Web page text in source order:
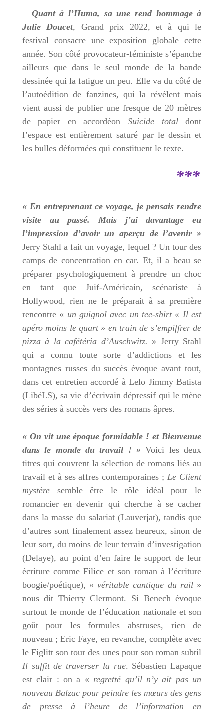
Quant à l’Huma, sa une rend hommage à
Julie Doucet, Grand prix 2022, et à qui le
festival consacre une exposition globale cette
année. Son côté provocateur-féministe s’épanche
ailleurs que dans le seul monde de la bande
dessinée qui la fatigue un peu. Elle va du côté de
l’autoédition de fanzines, qui la révèlent mais
vient aussi de publier une fresque de 20 mètres
de papier en accordéonSuicide totaldont
l’espace est entièrement saturé par le dessin et
les bulles déformées qui constituent le texte.
***
« En entreprenant ce voyage, je pensais rendre
visite au passé. Mais j’ai davantage eu
l’impression d’avoir un aperçu de l’avenir »
Jerry Stahl a fait un voyage, lequel ? Un tour des
camps de concentration en car. Et, il a beau se
préparer psychologiquement à prendre un choc
en tant que Juif-Américain, scénariste à
Hollywood, rien ne le préparait à sa première
rencontre « un guignol avec un tee-shirt « Il est
apéro moins le quart » en train de s’empiffrer de
pizza à la cafétéria d’Auschwitz. » Jerry Stahl
qui a connu toute sorte d’addictions et les
montagnes russes du succès évoque avant tout,
dans cet entretien accordé à Lelo Jimmy Batista
(LibéLS), sa vie d’écrivain dépressif qui le mène
des séries à succès vers des romans âpres.
« On vit une époque formidable ! et Bienvenue
dans le monde du travail ! » Voici les deux
titres qui couvrent la sélection de romans liés au
travail et à ses affres contemporaines ;Le Client
mystère semble être le rôle idéal pour le
romancier en devenir qui cherche à se cacher
dans la masse du salariat (Lauverjat), tandis que
d’autres sont finalement assez heureux, sinon de
leur sort, du moins de leur terrain d’investigation
(Delaye), au point d’en faire le support de leur
écriture comme Filice et son roman à l’écriture
boogie/poétique), «véritable cantique du rail »
nous dit Thierry Clermont. Si Benech évoque
surtout le monde de l’éducation nationale et son
goût pour les formules abstruses, rien de
nouveau ; Eric Faye, en revanche, complète avec
le Figlitt son tour des unes pour son roman subtil
Il suffit de traverser la rue. Sébastien Lapaque
est clair : on a «regretté qu’il n’y ait pas un
nouveau Balzac pour peindre les mœurs des gens
de presse à l’heure de l’information en